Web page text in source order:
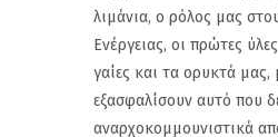
λιμάνια, ο ρόλος μας
Ενέργειας, οι πρώτες
γαίες και τα ορυκτά
εξασφαλίσουν αυτό που
αναρχοκομμουνιστικά